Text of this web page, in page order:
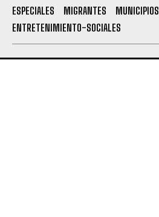
ESPECIALES MIGRANTES MUNICIPIOS
ENTRETENIMIENTO-SOCIALES